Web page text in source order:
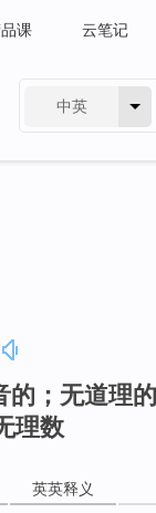
课 云笔记
中英
的；无道理的
理数
英英释义